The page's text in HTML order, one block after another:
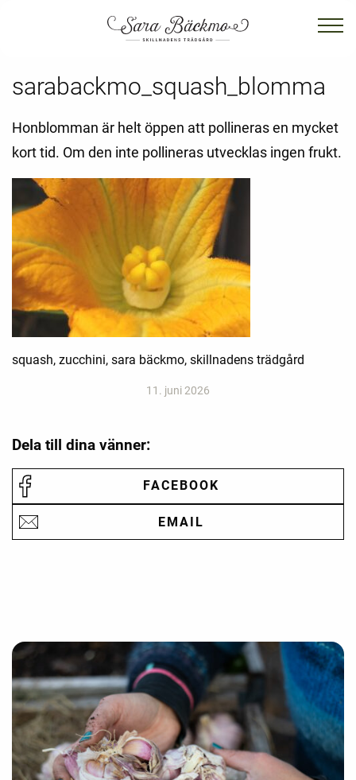
sarabackmo_squash_blomma
Honblomman är helt öppen att pollineras en mycket
kort tid. Om den inte pollineras utvecklas ingen frukt.
squash, zucchini, sara bäckmo, skillnadens trädgård
11. juni 2026
Dela till dina vänner:
FACEBOOK
EMAIL